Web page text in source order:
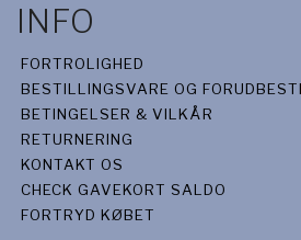
INFO
FORTROLIGHED
BESTILLINGSVARE OG
BETINGELSER & VILKÅR
RETURNERING
KONTAKT OS
CHECK GAVEKORT SALDO
FORTRYD KØBET